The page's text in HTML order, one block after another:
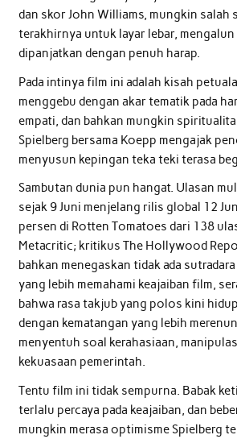
dan skor John Williams, mungkin salah
terakhirnya untuk layar lebar,
dipanjatkan dengan penuh harap.
Pada intinya film ini adalah kisah
menggebu dengan akar tematik pada
empati, dan bahkan mungkin
Spielberg bersama Koepp mengajak
menyusun kepingan teka teki terasa
Sambutan dunia pun hangat. Ulasan
sejak 9 Juni menjelang rilis global 12
persen di Rotten Tomatoes dari 138
Metacritic; kritikus The Hollywood
bahkan menegaskan tidak ada
yang lebih memahami keajaiban film,
bahwa rasa takjub yang polos kini
dengan kematangan yang lebih
menyentuh soal kerahasiaan,
kekuasaan pemerintah.
Tentu film ini tidak sempurna. Babak
terlalu percaya pada keajaiban, dan
mungkin merasa optimisme Spielberg